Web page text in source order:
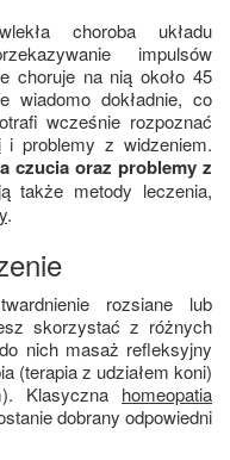
choroba układu
impulsów
choruje na nią około 45
wiadomo dokładnie, co
wcześnie rozpoznać
i problemy z widzeniem.
czucia oraz problemy z
także metody leczenia,
.
rozsiane lub
skorzystać z różnych
nich masaż refleksyjny
(terapia z udziałem koni)
Klasyczna homeopatia
dobrany odpowiedni